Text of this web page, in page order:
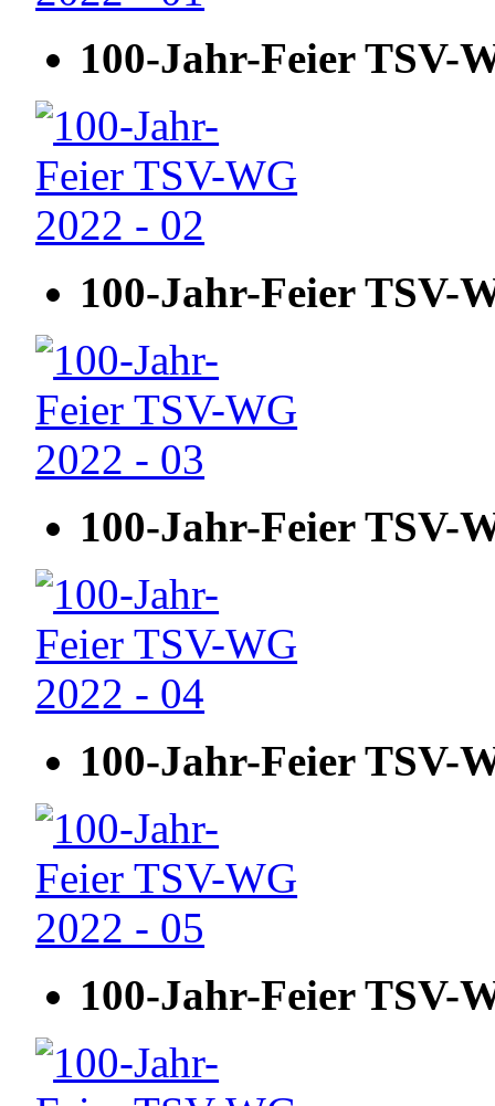
100-Jahr-Feier TSV-
100-Jahr-Feier TSV-
100-Jahr-Feier TSV-
100-Jahr-Feier TSV-
100-Jahr-Feier TSV-